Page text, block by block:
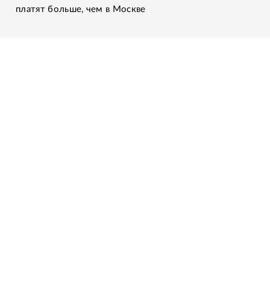
платят больше, чем в Москве